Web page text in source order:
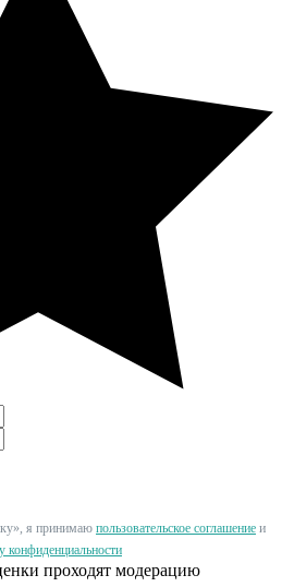
я принимаю пользовательское соглашение и
конфиденциальности
проходят модерацию